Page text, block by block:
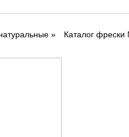
» Каталог